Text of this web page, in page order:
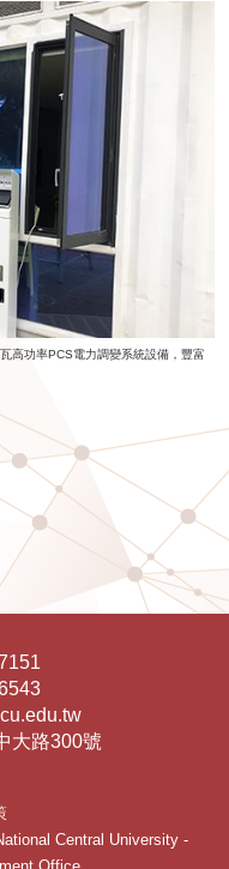
高功率PCS電力調變系統設備，豐富
大路300號
Central University -